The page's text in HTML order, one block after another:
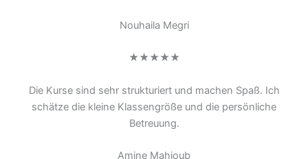
Nouhaila Megri
★★★★★
Die Kurse sind sehr strukturiert und machen Spaß. Ich
schätze die kleine Klassengröße und die persönliche
Betreuung.
Amine Mahjoub